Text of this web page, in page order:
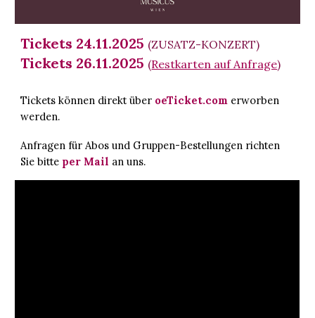
Tickets 24.11.2025 (ZUSATZ-KONZERT)
Tickets 26.11.2025 (Restkarten auf Anfrage)
Tickets können direkt über oeTicket.com erworben
werden.
Anfragen für Abos und Gruppen-Bestellungen richten
Sie bitte per Mail an uns.